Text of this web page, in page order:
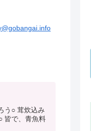
う○ 茸炊込み
皆で、青魚料